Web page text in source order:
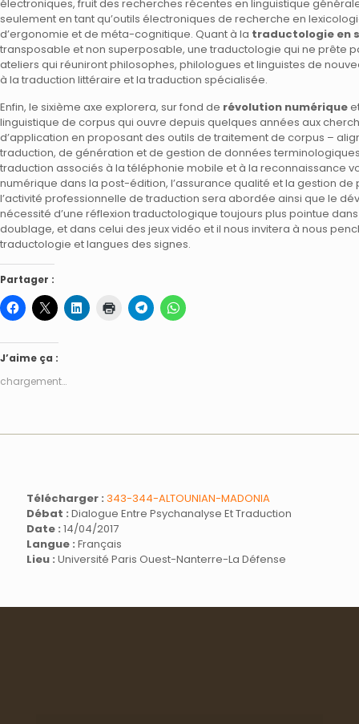
électroniques, fruit des recherches récentes en linguistique
seulement en tant qu’outils électroniques de recherche en
d’ergonomie et de méta-cognitique. Quant à la traductologie en
transposable et non superposable, une traductologie qui ne prête
ateliers qui réuniront philosophes, philologues et linguistes de
à la traduction littéraire et la traduction spécialisée.
Enfin, le sixième axe explorera, sur fond de révolution numérique
linguistique de corpus qui ouvre depuis quelques années aux
d’application en proposant des outils de traitement de corpus –
traduction, de génération et de gestion de données
traduction associés à la téléphonie mobile et à la reconnaissance
numérique dans la post-édition, l’assurance qualité et la gestion
l’activité professionnelle de traduction sera abordée ainsi que le
nécessité d’une réflexion traductologique toujours plus pointue
doublage, et dans celui des jeux vidéo et il nous invitera à nous
traductologie et langues des signes.
Partager :
J’aime ça :
chargement…
Télécharger : 343-344-ALTOUNIAN-MADONIA
Débat : Dialogue Entre Psychanalyse Et Traduction
Date : 14/04/2017
Langue : Français
Lieu : Université Paris Ouest-Nanterre-La Défense